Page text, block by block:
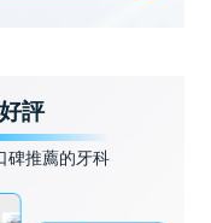
評
碑推薦的牙科